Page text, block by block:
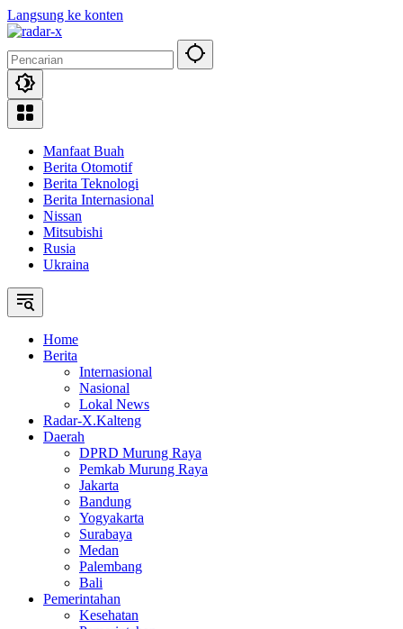
Langsung ke konten
Manfaat Buah
Berita Otomotif
Berita Teknologi
Berita Internasional
Nissan
Mitsubishi
Rusia
Ukraina
Home
Berita
Internasional
Nasional
Lokal News
Radar-X.Kalteng
Daerah
DPRD Murung Raya
Pemkab Murung Raya
Jakarta
Bandung
Yogyakarta
Surabaya
Medan
Palembang
Bali
Pemerintahan
Kesehatan